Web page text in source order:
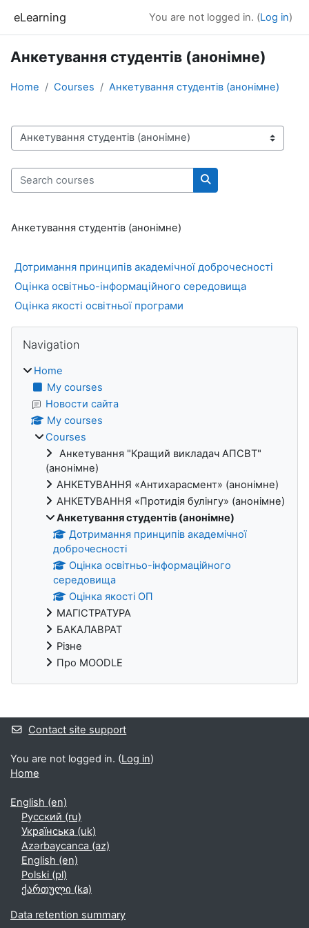
eLearning You are not logged in. (Log in)
Анкетування студентів (анонімне)
Home Courses Анкетування студентів (анонімне)
Course categories
Search courses
Search courses
Анкетування студентів (анонімне)
Дотримання принципів академічної доброчесності
Оцінка освітньо-інформаційного середовища
Оцінка якості освітньої програми
Blocks
Navigation
Home
My courses
Новости сайта
My courses
Courses
Анкетування "Кращий викладач АПСВТ"
(анонімне)
АНКЕТУВАННЯ «Антихарасмент» (анонімне)
АНКЕТУВАННЯ «Протидія булінгу» (анонімне)
Анкетування студентів (анонімне)
Дотримання принципів академічної
доброчесності
Оцінка освітньо-інформаційного
середовища
Оцінка якості ОП
МАГІСТРАТУРА
БАКАЛАВРАТ
Різне
Про MOODLE
Supplementary blocks
Contact site support
You are not logged in. (Log in)
Home
English ‎(en)‎
Русский ‎(ru)‎
Українська ‎(uk)‎
Azərbaycanca ‎(az)‎
English ‎(en)‎
Polski ‎(pl)‎
ქართული ‎(ka)‎
Data retention summary